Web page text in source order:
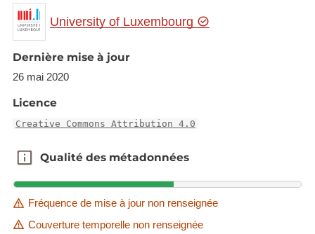
University of Luxembourg
Dernière mise à jour
26 mai 2020
Licence
Creative Commons Attribution 4.0
Qualité des métadonnées
Qualité des métadonnées
Fréquence de mise à jour non renseignée
Couverture temporelle non renseignée